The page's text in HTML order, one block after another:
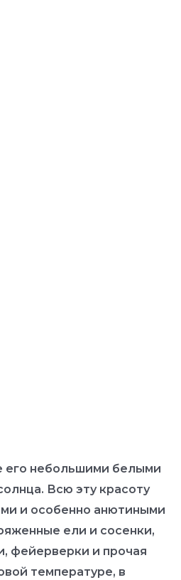
его небольшими белыми
Всю эту красоту
и особенно анютиными
ели и сосенки,
фейерверки и прочая
температуре, в